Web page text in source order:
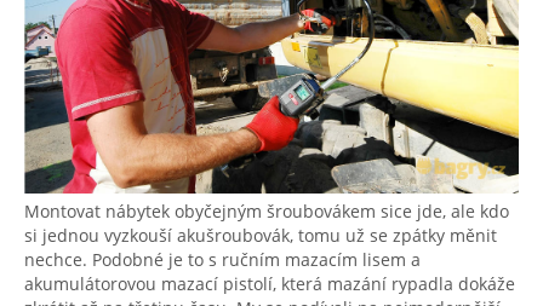
Montovat nábytek obyčejným šroubovákem sice jde, ale kdo
si jednou vyzkouší akušroubovák, tomu už se zpátky měnit
nechce. Podobné je to s ručním mazacím lisem a
akumulátorovou mazací pistolí, která mazání rypadla dokáže